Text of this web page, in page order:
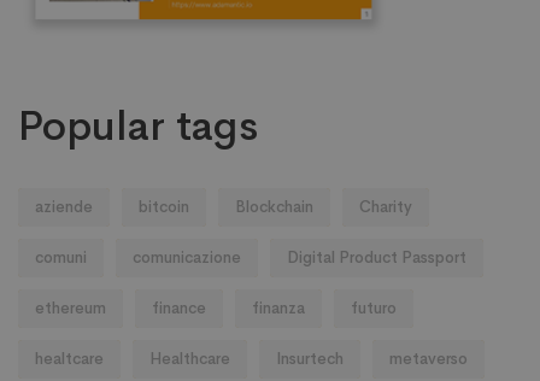
Popular tags
aziende bitcoin Blockchain Charity
comuni comunicazione Digital Product Passport
ethereum finance finanza futuro
healtcare Healthcare Insurtech metaverso